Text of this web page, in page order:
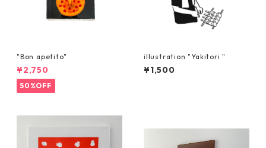
"Bon apetito"
¥2,750
50%OFF
illustration "Yakitori "
¥1,500